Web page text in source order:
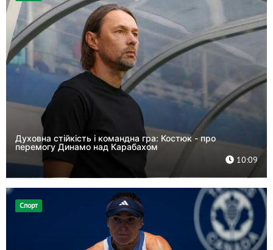
Духовна стійкість і командна гра: Костюк - про
перемогу Динамо над Карабахом
10:09
Спорт